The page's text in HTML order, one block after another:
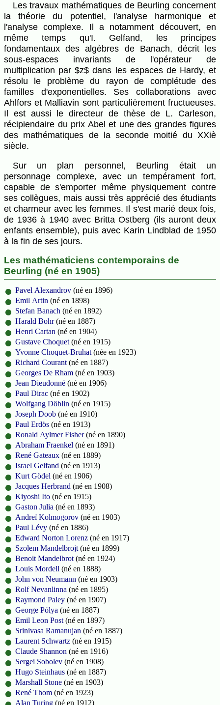
Les travaux mathématiques de Beurling concernent
la théorie du potentiel, l'analyse harmonique et
l'analyse complexe. Il a notamment découvert, en
même temps qu'I. Gelfand, les principes
fondamentaux des algèbres de Banach, décrit les
sous-espaces invariants de l'opérateur de
multiplication par $z$ dans les espaces de Hardy, et
résolu le problème du rayon de complétude des
familles d'exponentielles. Ses collaborations avec
Ahlfors et Malliavin sont particulièrement fructueuses.
Il est aussi le directeur de thèse de L. Carleson,
récipiendaire du prix Abel et une des grandes figures
des mathématiques de la seconde moitié du XXiè
siècle.
Sur un plan personnel, Beurling était un
personnage complexe, avec un tempérament fort,
capable de s'emporter même physiquement contre
ses collègues, mais aussi très apprécié des étudiants
et charmeur avec les femmes. Il s'est marié deux fois,
de 1936 à 1940 avec Britta Ostberg (ils auront deux
enfants ensemble), puis avec Karin Lindblad de 1950
à la fin de ses jours.
Les mathématiciens contemporains de
Beurling (né en 1905)
Pavel Alexandrov (né en 1896)
Emil Artin (né en 1898)
Stefan Banach (né en 1892)
Harald Bohr(né en 1887)
Henri Cartan (né en 1904)
Gustave Choquet (né en 1915)
Yvonne Choquet-Bruhat (née en 1923)
Richard Courant (né en 1887)
Georges De Rham (né en 1903)
Jean Dieudonné (né en 1906)
Paul Dirac (né en 1902)
Wolfgang Döblin (né en 1915)
Joseph Doob (né en 1910)
Paul Erdös (né en 1913)
Ronald Aylmer Fisher(né en 1890)
Abraham Fraenkel (né en 1891)
René Gateaux (né en 1889)
Israel Gelfand (né en 1913)
Kurt Gödel (né en 1906)
Jacques Herbrand (né en 1908)
Kiyoshi Ito (né en 1915)
Gaston Julia (né en 1893)
Andreï Kolmogorov (né en 1903)
Paul Lévy (né en 1886)
Edward Norton Lorenz (né en 1917)
Szolem Mandelbrojt (né en 1899)
Benoit Mandelbrot (né en 1924)
Louis Mordell (né en 1888)
John von Neumann (né en 1903)
Rolf Nevanlinna (né en 1895)
Raymond Paley (né en 1907)
George Pólya (né en 1887)
Emil Leon Post (né en 1897)
Srinivasa Ramanujan (né en 1887)
Laurent Schwartz (né en 1915)
Claude Shannon (né en 1916)
Sergei Sobolev (né en 1908)
Hugo Steinhaus (né en 1887)
Marshall Stone (né en 1903)
René Thom (né en 1923)
Alan Turing (né en 1912)